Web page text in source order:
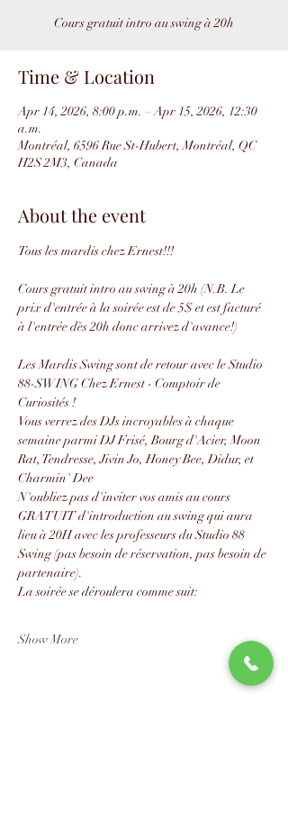
Cours gratuit intro au swing à 20h
Time & Location
Apr 14, 2026, 8:00 p.m. – Apr 15, 2026, 12:30
a.m.
Montréal, 6596 Rue St-Hubert, Montréal, QC
H2S 2M3, Canada
About the event
Tous les mardis chez Ernest!!!
Cours gratuit intro au swing à 20h (N.B. Le
prix d'entrée à la soirée est de 5$ et est facturé
à l'entrée dès 20h donc arrivez d'avance!)
Les Mardis Swing sont de retour avec le Studio
88-SWING Chez Ernest - Comptoir de
Curiosités !
Vous verrez des DJs incroyables à chaque
semaine parmi DJ Frisé, Bourg d'Acier, Moon
Rat, Tendresse, Jivin Jo, Honey Bee, Didur, et
Charmin' Dee
N'oubliez pas d'inviter vos amis au cours
GRATUIT d'introduction au swing qui aura
lieu à 20H avec les professeurs du Studio 88
Swing (pas besoin de réservation, pas besoin de
partenaire).
La soirée se déroulera comme suit:
Show More